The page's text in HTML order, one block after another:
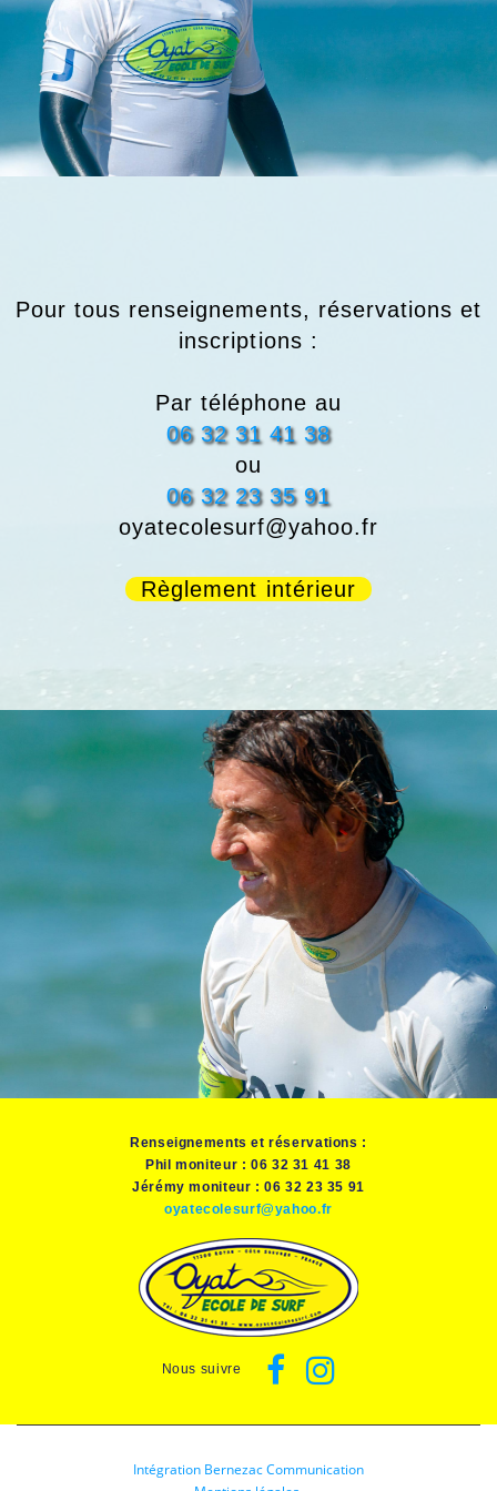
Pour tous renseignements, réservations et
inscriptions :
Par téléphone au
06 32 31 41 38
ou
06 32 23 35 91
oyatecolesurf@yahoo.fr
Règlement intérieur
Renseignements et réservations :
Phil moniteur : 06 32 31 41 38
Jérémy moniteur : 06 32 23 35 91
oyatecolesurf@yahoo.fr
Nous suivre
Intégration Bernezac Communication